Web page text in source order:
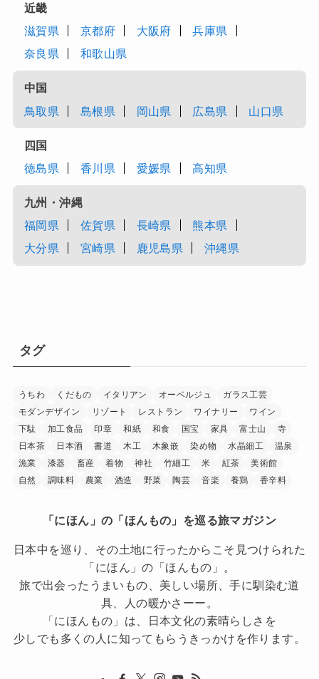
近畿
滋賀県
京都府 大阪府
兵庫県
奈良県
和歌山県
中国
鳥取県
島根県 岡山県 広島県 山口県
四国
徳島県
香川県 愛媛県 高知県
九州・沖縄
福岡県
佐賀県 長崎県
熊本県
大分県
宮崎県 鹿児島県 沖縄県
タグ
うちわ くだもの イタリアン オーベルジュ
ガラス工芸
モダンデザイン
リゾート レストラン ワイナリー
ワイン
下駄
加工食品 印章 和紙 和食 国宝 家具 富士山
寺
日本茶
日本酒 書道 木工 木象嵌 染め物 水晶細工
温泉
漁業
漆器 畜産 着物 神社 竹細工 米 紅茶
美術館
自然
調味料 農業 酒造 野菜 陶芸 音楽 養鶏 香辛料
「にほん」の「ほんもの」を巡る旅マガジン
日本中を巡り、その土地に行ったからこそ見つけられた
「にほん」の「ほんもの」。
旅で出会ったうまいもの、美しい場所、手に馴染む道
具、人の暖かさーー。
「にほんもの」は、日本文化の素晴らしさを
少しでも多くの人に知ってもらうきっかけを作ります。